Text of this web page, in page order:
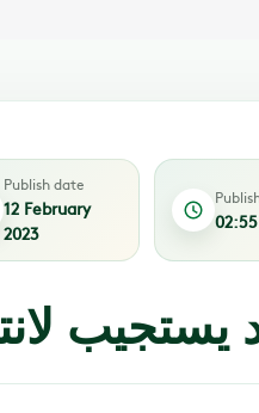
Publish date
12 February
2023
يستجيب